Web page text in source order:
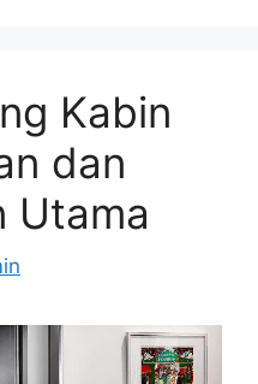
Kabin
dan
Utama